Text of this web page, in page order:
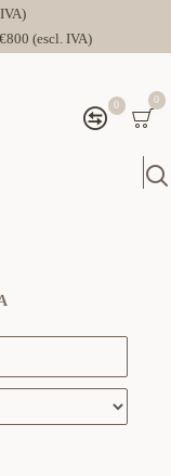
(escl. IVA)
0 0